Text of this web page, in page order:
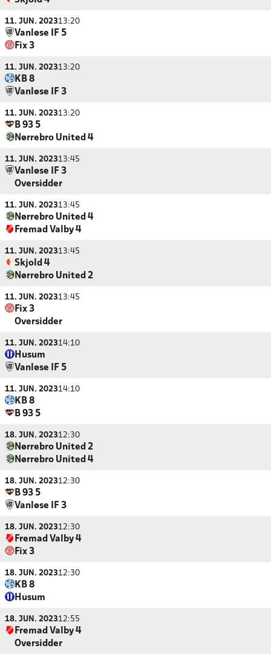
11. JUN. 202313:20
Vanløse IF 5
Fix 3
11. JUN. 202313:20
KB 8
Vanløse IF 3
11. JUN. 202313:20
B 93 5
Nørrebro United 4
11. JUN. 202313:45
Vanløse IF 3
Oversidder
11. JUN. 202313:45
Nørrebro United 4
Fremad Valby 4
11. JUN. 202313:45
Skjold 4
Nørrebro United 2
11. JUN. 202313:45
Fix 3
Oversidder
11. JUN. 202314:10
Husum
Vanløse IF 5
11. JUN. 202314:10
KB 8
B 93 5
18. JUN. 202312:30
Nørrebro United 2
Nørrebro United 4
18. JUN. 202312:30
B 93 5
Vanløse IF 3
18. JUN. 202312:30
Fremad Valby 4
Fix 3
18. JUN. 202312:30
KB 8
Husum
18. JUN. 202312:55
Fremad Valby 4
Oversidder